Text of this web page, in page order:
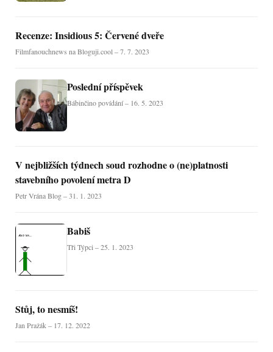
Recenze: Insidious 5: Červené dveře
Filmfanouchnews na Bloguji.cool – 7. 7. 2023
Poslední příspěvek
Bábinčino povídání – 16. 5. 2023
V nejbližších týdnech soud rozhodne o (ne)platnosti
stavebního povolení metra D
Petr Vrána Blog – 31. 1. 2023
Babiš
Tři Týpci – 25. 1. 2023
Stůj, to nesmíš!
Jan Pražák – 17. 12. 2022